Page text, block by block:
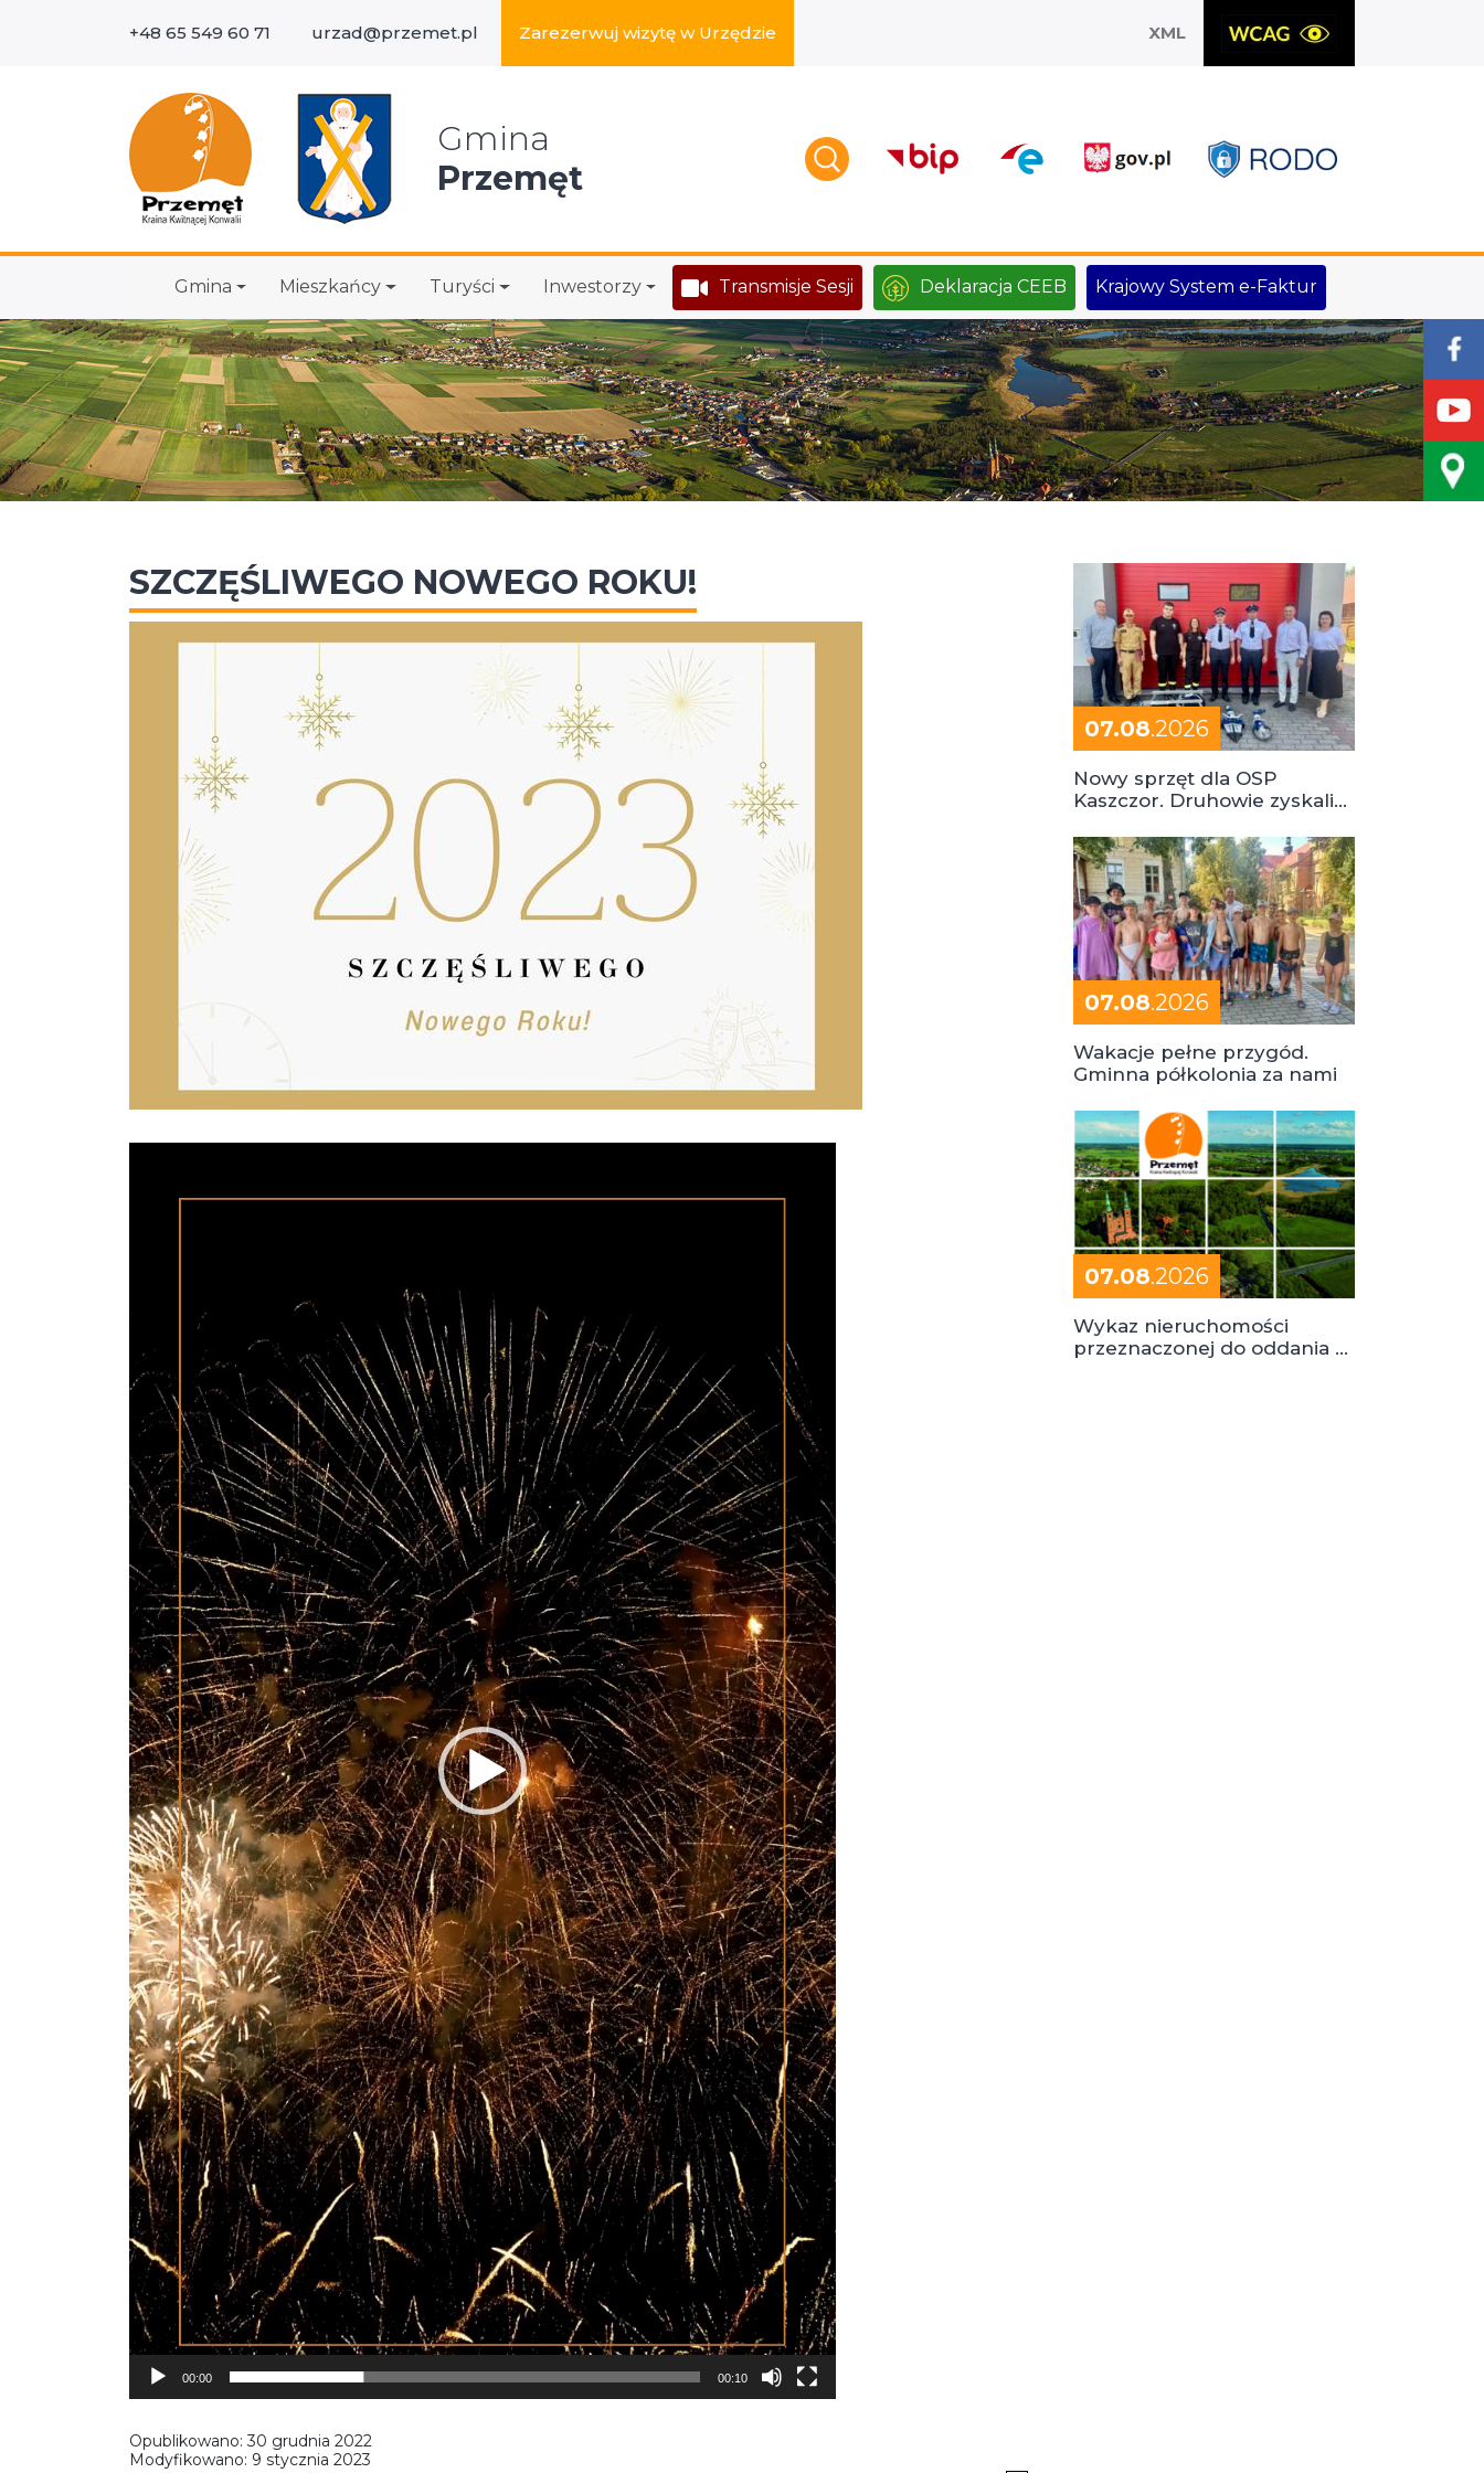
+48 65 549 60 71 urzad@przemet.pl Zarezerwuj wizytę w Urzędzie XML
Gmina
Przemęt
Gmina Mieszkańcy Turyści Inwestorzy Transmisje Sesji Deklaracja CEEB Krajowy System e-Faktur
SZCZĘŚLIWEGO NOWEGO ROKU!
00:00 00:10
Opublikowano:30 grudnia 2022
Modyfikowano: 9 stycznia 2023
07.08.2026
Nowy sprzęt dla OSP
Kaszczor. Druhowie zyskali
07.08.2026
Wakacje pełne przygód.
Gminna półkolonia za nami
07.08.2026
Wykaz nieruchomości
przeznaczonej do oddania w
Wyszukaj w serwisie